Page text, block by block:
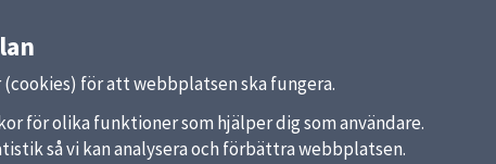
(cookies) för att webbplatsen ska fungera.
för olika funktioner som hjälper dig som användare.
så vi kan analysera och förbättra webbplatsen.